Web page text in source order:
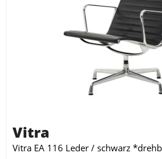
Vitra
Vitra EA 116 Leder / schwarz